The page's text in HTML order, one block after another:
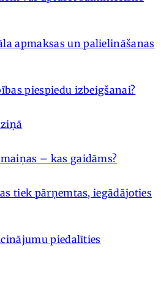
apmaksas un palielināšanas
piespiedu izbeigšanai?
– kas gaidāms?
tiek pārņemtas, iegādājoties
piedalīties